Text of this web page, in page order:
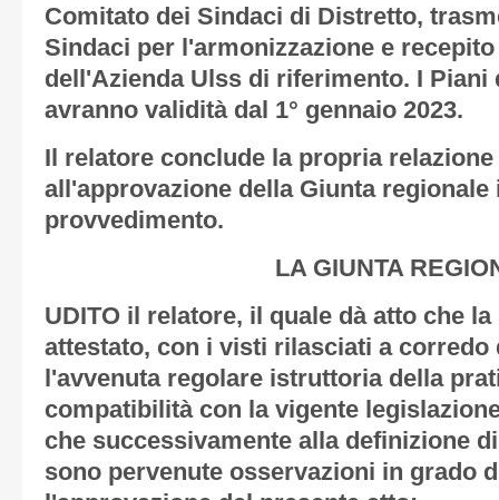
Comitato dei Sindaci di Distretto,
Sindaci per l'armonizzazione e
dell'Azienda Ulss di riferimento. I Piani
avranno validità dal 1° gennaio 2023.
Il relatore conclude la propria
all'approvazione della Giunta regionale
provvedimento.
LA GIUNTA
UDITO il relatore, il quale dà atto che
attestato, con i visti rilasciati a corredo
l'avvenuta regolare istruttoria della
compatibilità con la vigente
che successivamente alla definizione
sono pervenute osservazioni in grado